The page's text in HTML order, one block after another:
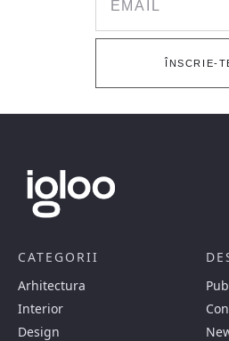
ÎNSCRIE-
CATEGORII
Arhitectura
Interior
Design